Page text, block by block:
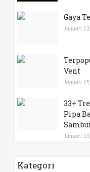
Gaya
Januari
Vent
Januari
33+
Pipa
Januari
Kategori